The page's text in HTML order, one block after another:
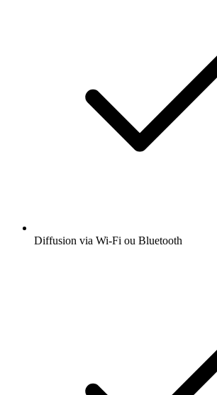
Diffusion via Wi-Fi ou Bluetooth